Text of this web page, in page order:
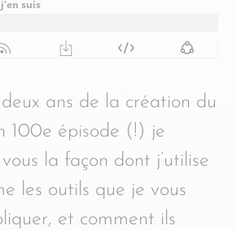
ans de la création du
100e épisode (!) je
la façon dont j’utilise
les outils que je vous
et comment ils